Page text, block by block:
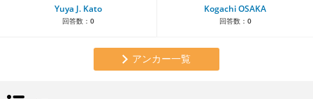
Yuya J. Kato
回答数： 0
Kogachi OSAKA
回答数： 0
アンカー一覧